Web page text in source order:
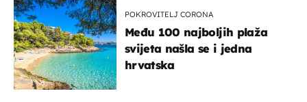
POKROVITELJ CORONA
Među 100 najboljih plaža
svijeta našla se i jedna
hrvatska